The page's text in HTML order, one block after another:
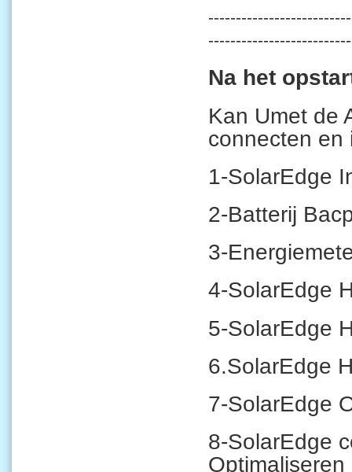
Na het
Kan Umet de
connecten en
1-SolarEdge
2-Batterij
3-
4-SolarEdge
5-SolarEdge
6.SolarEdge
7-SolarEdge
8-SolarEdge
Optimaliseren